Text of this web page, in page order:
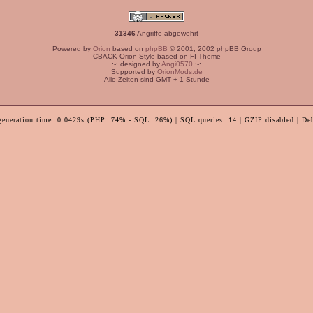
31346 Angriffe abgewehrt
Powered by Orion based on phpBB © 2001, 2002 phpBB Group
CBACK Orion Style based on FI Theme
:-: designed byAngi0570 :-:
Supported by OrionMods.de
Alle Zeiten sind GMT + 1 Stunde
time: 0.0429s (PHP: 74% - SQL: 26%) | SQL queries: 14 | GZIP disabled |